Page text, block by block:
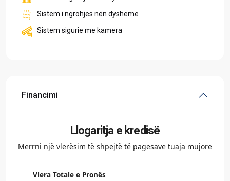
Sistem i ngrohjes nën dysheme
Sistem sigurie me kamera
Financimi
Llogaritja e kredisë
Merrni një vlerësim të shpejtë të pagesave tuaja mujore
Vlera Totale e Pronës